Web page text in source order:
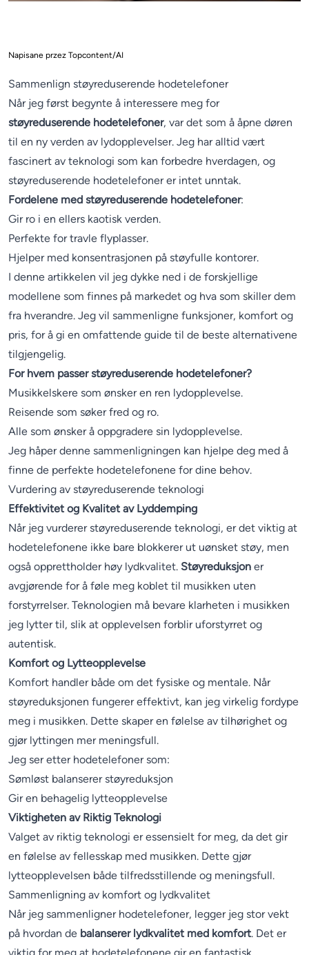
Napisane przez Topcontent/AI
Sammenlign støyreduserende hodetelefoner
Når jeg først begynte å interessere meg for
støyreduserende hodetelefoner, var det som å åpne døren
til en ny verden av lydopplevelser. Jeg har alltid vært
fascinert av teknologi som kan forbedre hverdagen, og
støyreduserende hodetelefoner er intet unntak.
Fordelene med støyreduserende hodetelefoner:
Gir ro i en ellers kaotisk verden.
Perfekte for travle flyplasser.
Hjelper med konsentrasjonen på støyfulle kontorer.
I denne artikkelen vil jeg dykke ned i de forskjellige
modellene som finnes på markedet og hva som skiller dem
fra hverandre. Jeg vil sammenligne funksjoner, komfort og
pris, for å gi en omfattende guide til de beste alternativene
tilgjengelig.
For hvem passer støyreduserende hodetelefoner?
Musikkelskere som ønsker en ren lydopplevelse.
Reisende som søker fred og ro.
Alle som ønsker å oppgradere sin lydopplevelse.
Jeg håper denne sammenligningen kan hjelpe deg med å
finne de perfekte hodetelefonene for dine behov.
Vurdering av støyreduserende teknologi
Effektivitet og Kvalitet av Lyddemping
Når jeg vurderer støyreduserende teknologi, er det viktig at
hodetelefonene ikke bare blokkerer ut uønsket støy, men
også opprettholder høy lydkvalitet. Støyreduksjon er
avgjørende for å føle meg koblet til musikken uten
forstyrrelser. Teknologien må bevare klarheten i musikken
jeg lytter til, slik at opplevelsen forblir uforstyrret og
autentisk.
Komfort og Lytteopplevelse
Komfort handler både om det fysiske og mentale. Når
støyreduksjonen fungerer effektivt, kan jeg virkelig fordype
meg i musikken. Dette skaper en følelse av tilhørighet og
gjør lyttingen mer meningsfull.
Jeg ser etter hodetelefoner som:
Sømløst balanserer støyreduksjon
Gir en behagelig lytteopplevelse
Viktigheten av Riktig Teknologi
Valget av riktig teknologi er essensielt for meg, da det gir
en følelse av fellesskap med musikken. Dette gjør
lytteopplevelsen både tilfredsstillende og meningsfull.
Sammenligning av komfort og lydkvalitet
Når jeg sammenligner hodetelefoner, legger jeg stor vekt
på hvordan de balanserer lydkvalitet med komfort. Det er